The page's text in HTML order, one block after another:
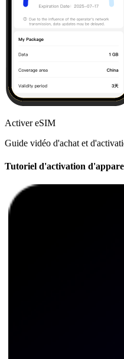
Activer eSIM
Guide vidéo d'achat et
Tutoriel d'activation